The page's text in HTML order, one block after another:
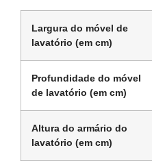
Largura do móvel de
lavatório (em cm)
Profundidade do móvel
de lavatório (em cm)
Altura do armário do
lavatório (em cm)